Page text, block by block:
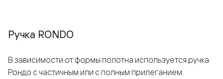
Ручка RONDO
В зависимости от формы полотна используется ручка
Рондо с частичным или с полным прилеганием.